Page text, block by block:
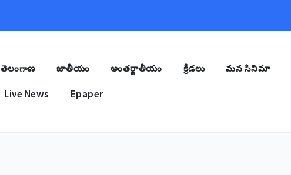
తెలంగాణ జాతీయం అంతర్జాతీయం క్రీడలు మన సినిమా
Live News Epaper